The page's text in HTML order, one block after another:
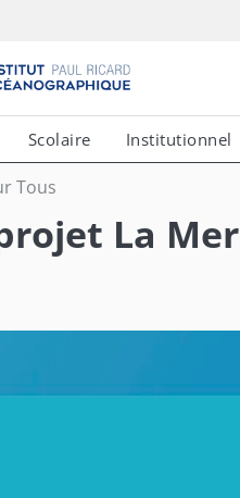
Scolaire Institutionnel
Tous
La Mer